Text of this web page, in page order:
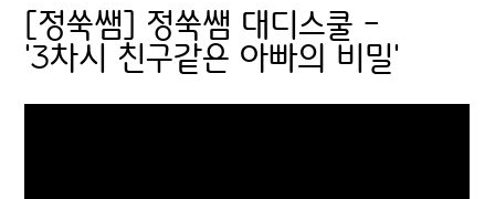
[정쑥쌤] 정쑥쌤 대디스쿨 -
'3차시 친구같은 아빠의 비밀'